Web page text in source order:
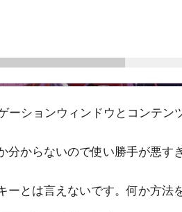
ーションウィンドウとコンテン
分からないので使い勝手が悪す
とは言えないです。何か方法